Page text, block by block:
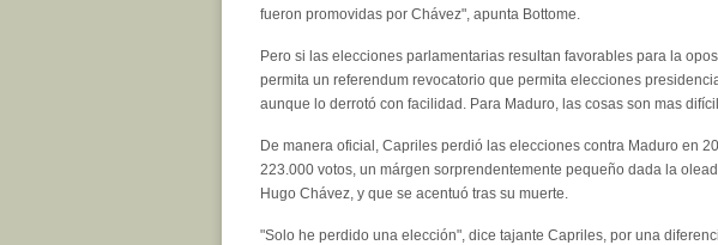
fueron promovidas por Chávez", apunta Bottome.
Pero si las elecciones parlamentarias resultan favorables para la
permita un referendum revocatorio que permita elecciones
aunque lo derrotó con facilidad. Para Maduro, las cosas son mas
De manera oficial, Capriles perdió las elecciones contra Maduro en
223.000 votos, un márgen sorprendentemente pequeño dada la
Hugo Chávez, y que se acentuó tras su muerte.
"Solo he perdido una elección", dice tajante Capriles, por una